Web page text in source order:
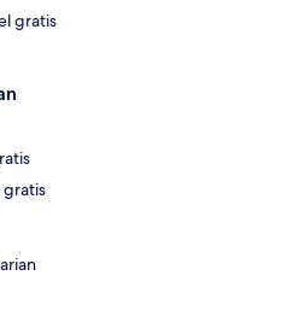
gratis